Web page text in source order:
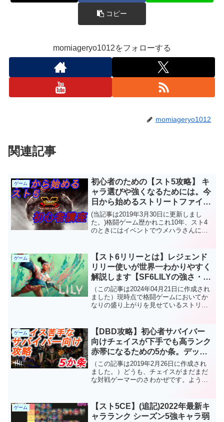
コピー
momiageryo1012をフォローする
momiageryo1012
関連記事
ゲーム
初心者のための【スト5攻略】 キ
ャラ選びや強くなるためには。今
日から始めるストリートファイタ
ー5AE初心者向け入門講座
(当記事は2019年3月30日に更新しまし
た。)格闘ゲーム歴かれこれ10年、スト4
のときにはイベントでウメハラさんにも
回はその中でも誰が見てもわかりやすい
格闘ゲームに...
ゲーム
【スト6リリーとは】レジェンド
リリー使いが世界一わかりやすく
解説します【SF6LILYの強さ・弱
さ・戦い方】
（この記事は2024年04月21日に作成され
ました）現時点で格闘ゲームにおいてか
なりの盛り上がりを見せているストリー
ターシリーズにのめり込んできました。
コマ投げを持...
ゲーム
【DBD攻略】初心者サバイバー
向けチェイスが下手でも高ランク
赤帯になるための5か条。デッド
バイデイライト攻略
（この記事は2019年2月26日に作成され
ました。）どうも、チェイスがまだまだ
な対戦ゲーマーのさわかぜです。ようや
いきます。PS4パッケージ版デッドバイ
デイライト↓追加...
ゲーム
【スト5CE】(追記)2022年最新キ
ャラランク シーズン5強キャラ弱